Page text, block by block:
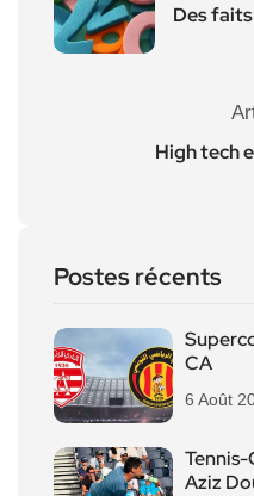
Des
High tech
Postes récents
CA
6 Août
Aziz